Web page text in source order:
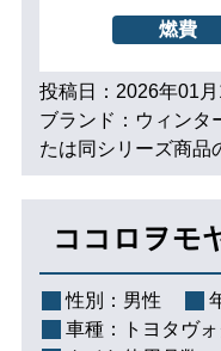
燃費
投稿日：2026年01月
ブランド：ウィンタ
たは同シリーズ商品
ココロヲモ
性別： 男性
車種：
トヨタヴ